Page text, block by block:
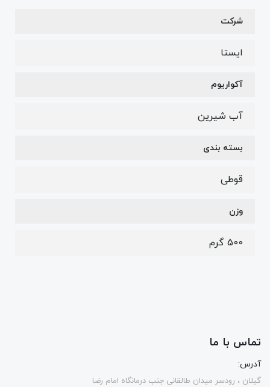
شرکت
ایستا
آکواریوم
آب شیرین
بسته بندی
قوطی
وزن
500 گرم
تماس با ما
آدرس:
گیلان ، رودسر میدان طالقانی جنب درمانگاه امام رضا